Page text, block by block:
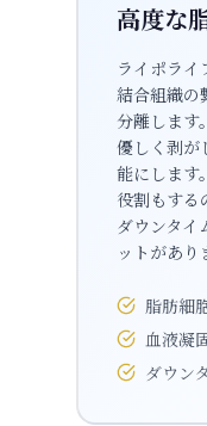
高度な
ライポライ
結合組織の
分離します
優しく剥が
能にします
役割もする
ダウンタイ
ットがあり
脂肪細
血液凝
ダウン